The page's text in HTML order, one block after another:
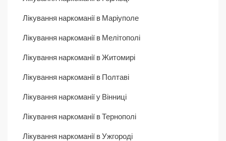
Лікування наркоманії в Маріуполе
Лікування наркоманії в Мелітополі
Лікування наркоманії в Житомирі
Лікування наркоманії в Полтаві
Лікування наркоманії у Вінниці
Лікування наркоманії в Тернополі
Лікування наркоманії в Ужгороді